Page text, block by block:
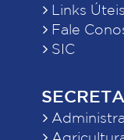
Links Úteis
Fale
SIC